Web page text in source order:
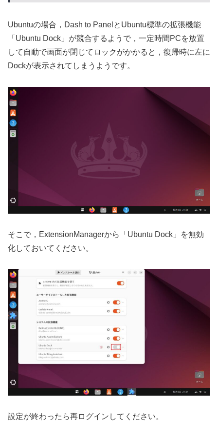
Ubuntuの場合，Dash to PanelとUbuntu標準の拡張機能
「Ubuntu Dock」が競合するようで，一定時間PCを放置
して自動で画面が閉じてロックがかかると，復帰時に左に
Dockが表示されてしまうようです。
そこで，ExtensionManagerから「Ubuntu Dock」を無効
化しておいてください。
設定が終わったら再ログインしてください。